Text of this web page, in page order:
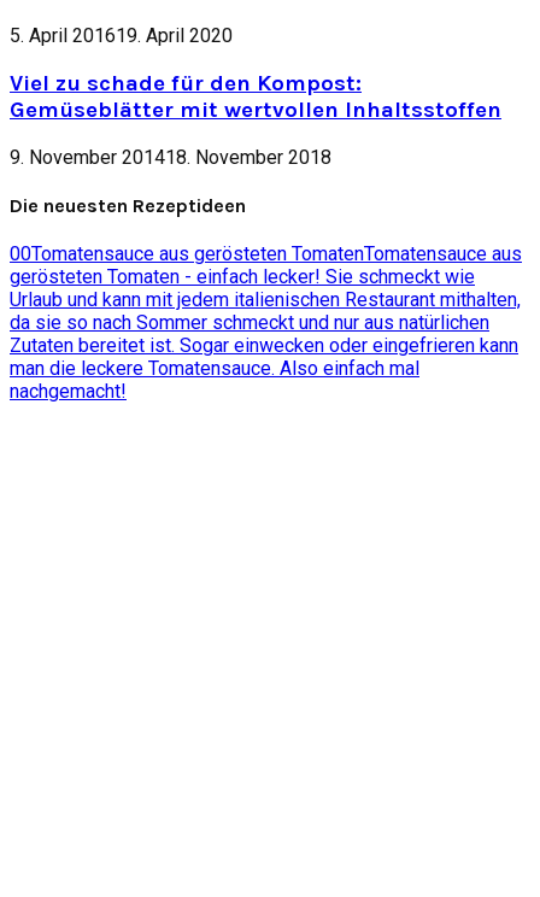
5. April 201619. April 2020
Viel zu schade für den Kompost:
Gemüseblätter mit wertvollen Inhaltsstoffen
9. November 201418. November 2018
Die neuesten Rezeptideen
00Tomatensauce aus gerösteten TomatenTomatensauce aus
gerösteten Tomaten - einfach lecker! Sie schmeckt wie
Urlaub und kann mit jedem italienischen Restaurant mithalten,
da sie so nach Sommer schmeckt und nur aus natürlichen
Zutaten bereitet ist. Sogar einwecken oder eingefrieren kann
man die leckere Tomatensauce. Also einfach mal
nachgemacht!